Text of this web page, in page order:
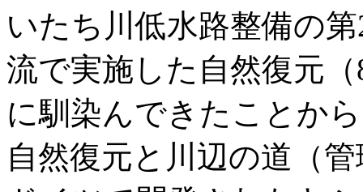
いたち川低水路整備の
流で実施した自然復元
に馴染んできたことか
自然復元と川辺の道（